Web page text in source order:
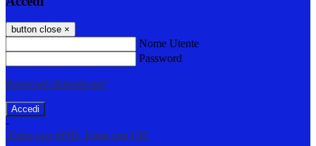
button close ×
Nome Utente
Password
Password dimenticata?
-
Entra con SPID Entra con CIE